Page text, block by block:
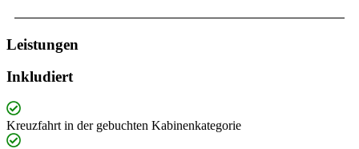
Leistungen
Inkludiert
Kreuzfahrt in der gebuchten Kabinenkategorie